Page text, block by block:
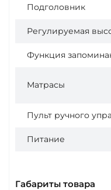
Подголовник
Регулируемая
Функция
Матрасы
Пульт ручного
Питание
Габариты товара